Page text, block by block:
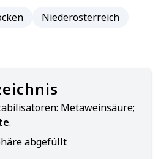
Niederösterreich
Metaweinsäure;
.
abgefüllt